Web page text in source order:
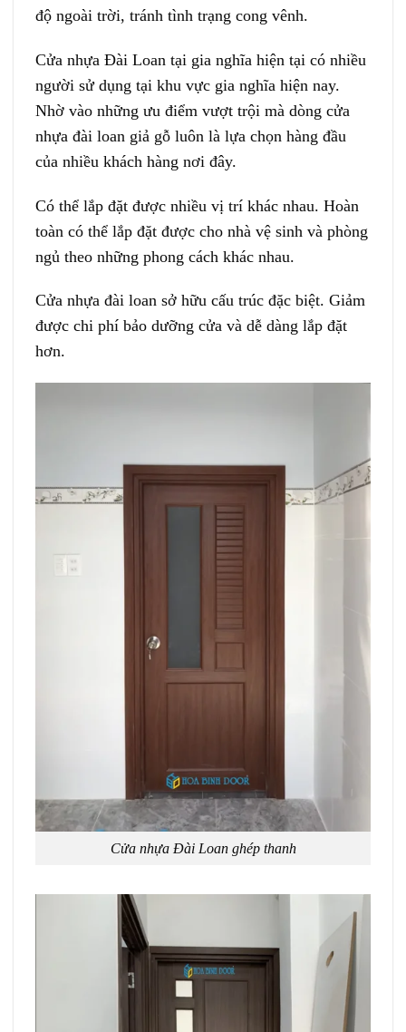
độ ngoài trời, tránh tình trạng cong vênh.
Cửa nhựa Đài Loan tại gia nghĩa hiện tại có nhiều
người sử dụng tại khu vực gia nghĩa hiện nay.
Nhờ vào những ưu điểm vượt trội mà dòng cửa
nhựa đài loan giả gỗ luôn là lựa chọn hàng đầu
của nhiều khách hàng nơi đây.
Có thể lắp đặt được nhiều vị trí khác nhau. Hoàn
toàn có thể lắp đặt được cho nhà vệ sinh và phòng
ngủ theo những phong cách khác nhau.
Cửa nhựa đài loan sở hữu cấu trúc đặc biệt. Giảm
được chi phí bảo dưỡng cửa và dễ dàng lắp đặt
hơn.
Cửa nhựa Đài Loan ghép thanh